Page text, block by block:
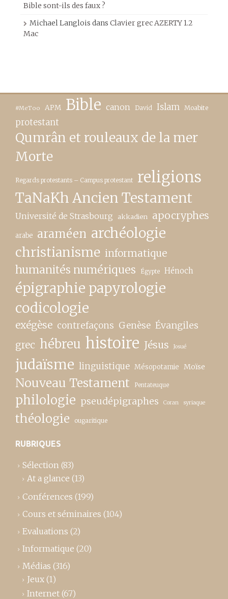
Bible sont-ils des faux ?
Michael Langlois dans Clavier grec AZERTY 1.2
Mac
#MeToo APM Bible canon David Islam Moabite
protestant
Qumrân et rouleaux de la mer
Morte
Regards protestants – Campus protestant religions
TaNaKh Ancien Testament
Université de Strasbourg akkadien apocryphes
arabe araméen archéologie
christianisme informatique
humanités numériques Égypte Hénoch
épigraphie papyrologie
codicologie
exégèse contrefaçons Genèse Évangiles
grec hébreu histoire Jésus Josué
judaïsme linguistique Mésopotamie Moïse
Nouveau Testament Pentateuque
philologie pseudépigraphes Coran syriaque
théologie ougaritique
RUBRIQUES
Sélection (83)
At a glance (13)
Conférences (199)
Cours et séminaires (104)
Evaluations (2)
Informatique (20)
Médias (316)
Jeux (1)
Internet (67)